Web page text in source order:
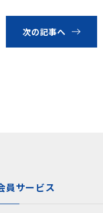
次の記事へ
員サービス